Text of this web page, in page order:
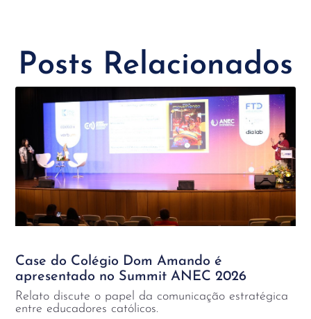
Posts Relacionados
Case do Colégio Dom Amando é
apresentado no Summit ANEC 2026
Relato discute o papel da comunicação estratégica
entre educadores católicos.